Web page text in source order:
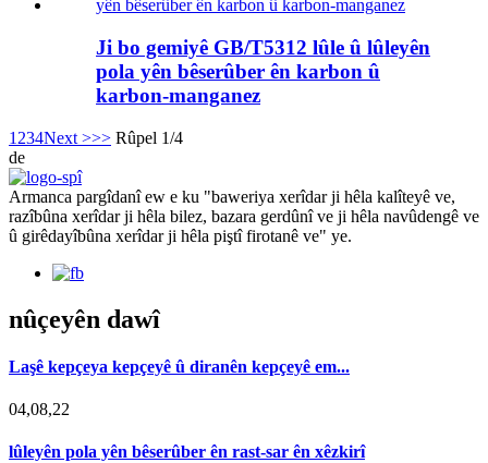
Ji bo gemiyê GB/T5312 lûle û lûleyên
pola yên bêserûber ên karbon û
karbon-manganez
1 234Next >>> Rûpel 1/4
de
Armanca pargîdanî ew e ku "baweriya xerîdar ji hêla kalîteyê ve,
razîbûna xerîdar ji hêla bilez, bazara gerdûnî ve ji hêla navûdengê ve
û girêdayîbûna xerîdar ji hêla piştî firotanê ve" ye.
nûçeyên dawî
Laşê kepçeya kepçeyê û diranên kepçeyê em...
04,08,22
lûleyên pola yên bêserûber ên rast-sar ên xêzkirî